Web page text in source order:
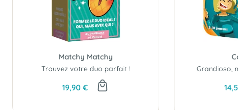
Matchy Matchy
Trouvez votre duo parfait !
19,90 €